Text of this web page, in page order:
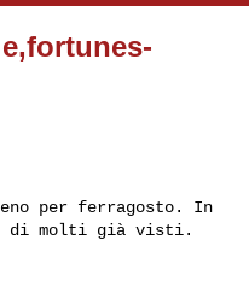
per ferragosto. In
di molti già visti.